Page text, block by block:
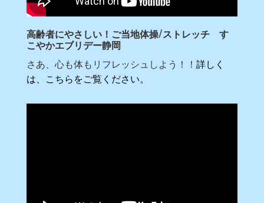
高齢者にやさしい！ご当地体操/ストレッチ す
こやかエブリデー静岡
さあ、心も体もリフレッシュしよう！！ 詳しく
は、こちらをご覧ください。